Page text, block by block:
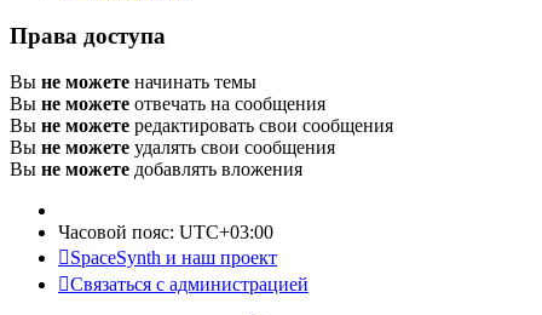
Права доступа
Вы не можете начинать темы
Вы не можете отвечать на сообщения
Вы не можете редактировать свои сообщения
Вы не можете удалять свои сообщения
Вы не можете добавлять вложения
Часовой пояс: UTC+03:00
SpaceSynth и наш проект
Связаться с администрацией